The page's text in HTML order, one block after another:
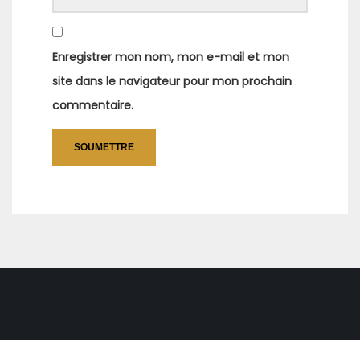
Enregistrer mon nom, mon e-mail et mon
site dans le navigateur pour mon prochain
commentaire.